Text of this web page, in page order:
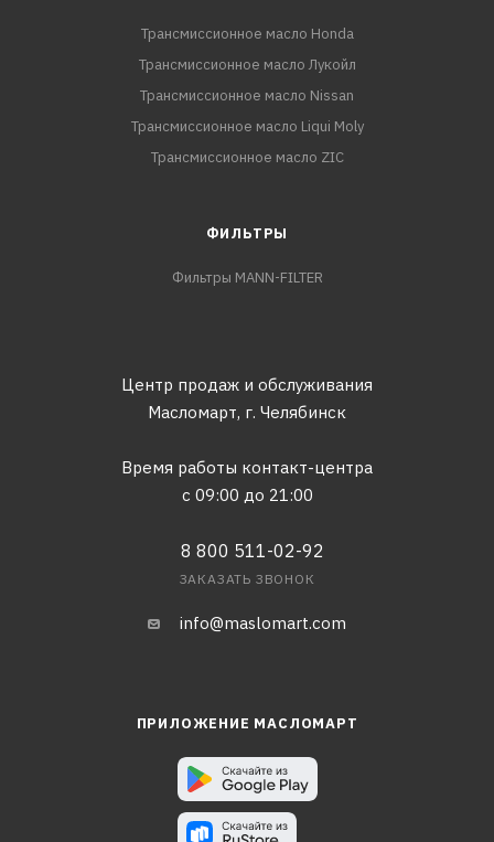
Трансмиссионное масло Honda
Трансмиссионное масло Лукойл
Трансмиссионное масло Nissan
Трансмиссионное масло Liqui Moly
Трансмиссионное масло ZIC
ФИЛЬТРЫ
Фильтры MANN-FILTER
Центр продаж и обслуживания
Масломарт, г. Челябинск
Время работы контакт-центра
с 09:00 до 21:00
8 800 511-02-92
ЗАКАЗАТЬ ЗВОНОК
info@maslomart.com
ПРИЛОЖЕНИЕ МАСЛОМАРТ